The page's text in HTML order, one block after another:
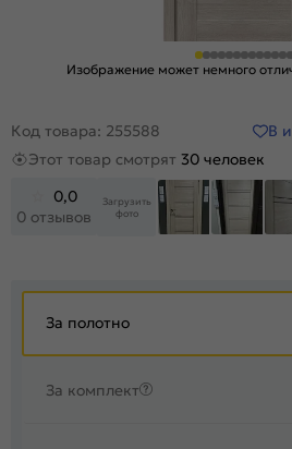
Изображение может немного
Код товара: 255588 В
Этот товар смотрят 30 человек
0,0
0 отзывов
Загрузить
фото
За полотно
За комплект